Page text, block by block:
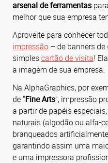
arsenal de ferramentas
melhor que sua empresa
Aproveite para conhecer
impressão – de banners de
simplescartão de visita!
a imagem de sua empresa.
Na AlphaGraphics, por
de "Fine Arts", impressão
a partir de papéis
naturais (algodão ou alfa-
branqueados
garantindo assim uma
e uma impressora